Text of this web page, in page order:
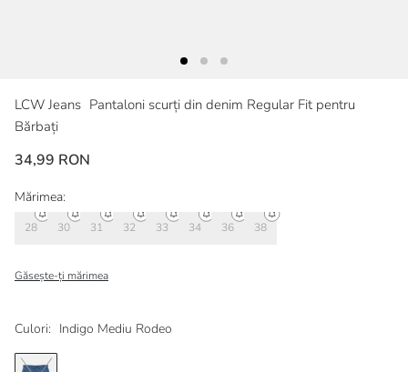
LCW Jeans Pantaloni scurți din denim Regular Fit pentru
Bărbați
34,99 RON
Culori: Indigo Mediu Rodeo
Mărimea:
28 30 31 32 33 34 36 38
Găsește-ți mărimea